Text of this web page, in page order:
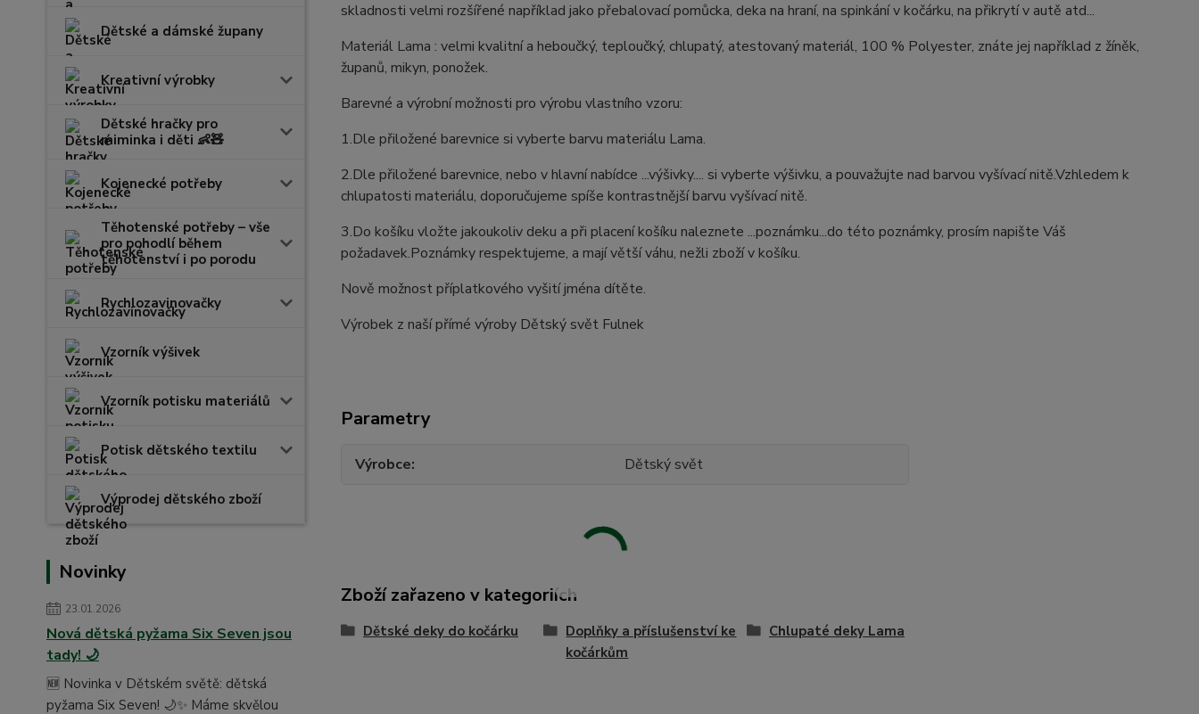
Dětské a dámské župany
Kreativní výrobky
Dětské hračky pro
miminka i děti 👶🧸
Kojenecké potřeby
Těhotenské potřeby – vše
pro pohodlí během
těhotenství i po porodu
Rychlozavinovačky
Vzorník výšivek
Vzorník potisku materiálů
Potisk dětského textilu
Výprodej dětského zboží
Novinky
23.01.2026
Nová dětská pyžama Six Seven jsou
tady! 🌙
🆕 Novinka v Dětském světě: dětská
pyžama Six Seven! 🌙✨ Máme skvělou
skladnosti velmi rozšířené například jako přebalovací pomůcka, deka na hraní, na spinkání v kočárku, na přikrytí v autě atd...
Materiál Lama : velmi kvalitní a heboučký, teploučký, chlupatý, atestovaný materiál, 100 % Polyester, znáte jej například z žíněk,
županů, mikyn, ponožek.
Barevné a výrobní možnosti pro výrobu vlastního vzoru:
1.Dle přiložené barevnice si vyberte barvu materiálu Lama.
2.Dle přiložené barevnice, nebo v hlavní nabídce ...výšivky.... si vyberte výšivku, a pouvažujte nad barvou vyšívací nitě.Vzhledem k
chlupatosti materiálu, doporučujeme spíše kontrastnější barvu vyšívací nitě.
3.Do košíku vložte jakoukoliv deku a při placení košíku naleznete ...poznámku...do této poznámky, prosím napište Váš
požadavek.Poznámky respektujeme, a mají větší váhu, nežli zboží v košíku.
Nově možnost příplatkového vyšití jména dítěte.
Výrobek z naší přímé výroby Dětský svět Fulnek
Parametry
Výrobce Dětský svět
Zboží zařazeno v kategoriích
Dětské deky do kočárku
Doplňky a příslušenství ke
kočárkům
Chlupaté deky Lama